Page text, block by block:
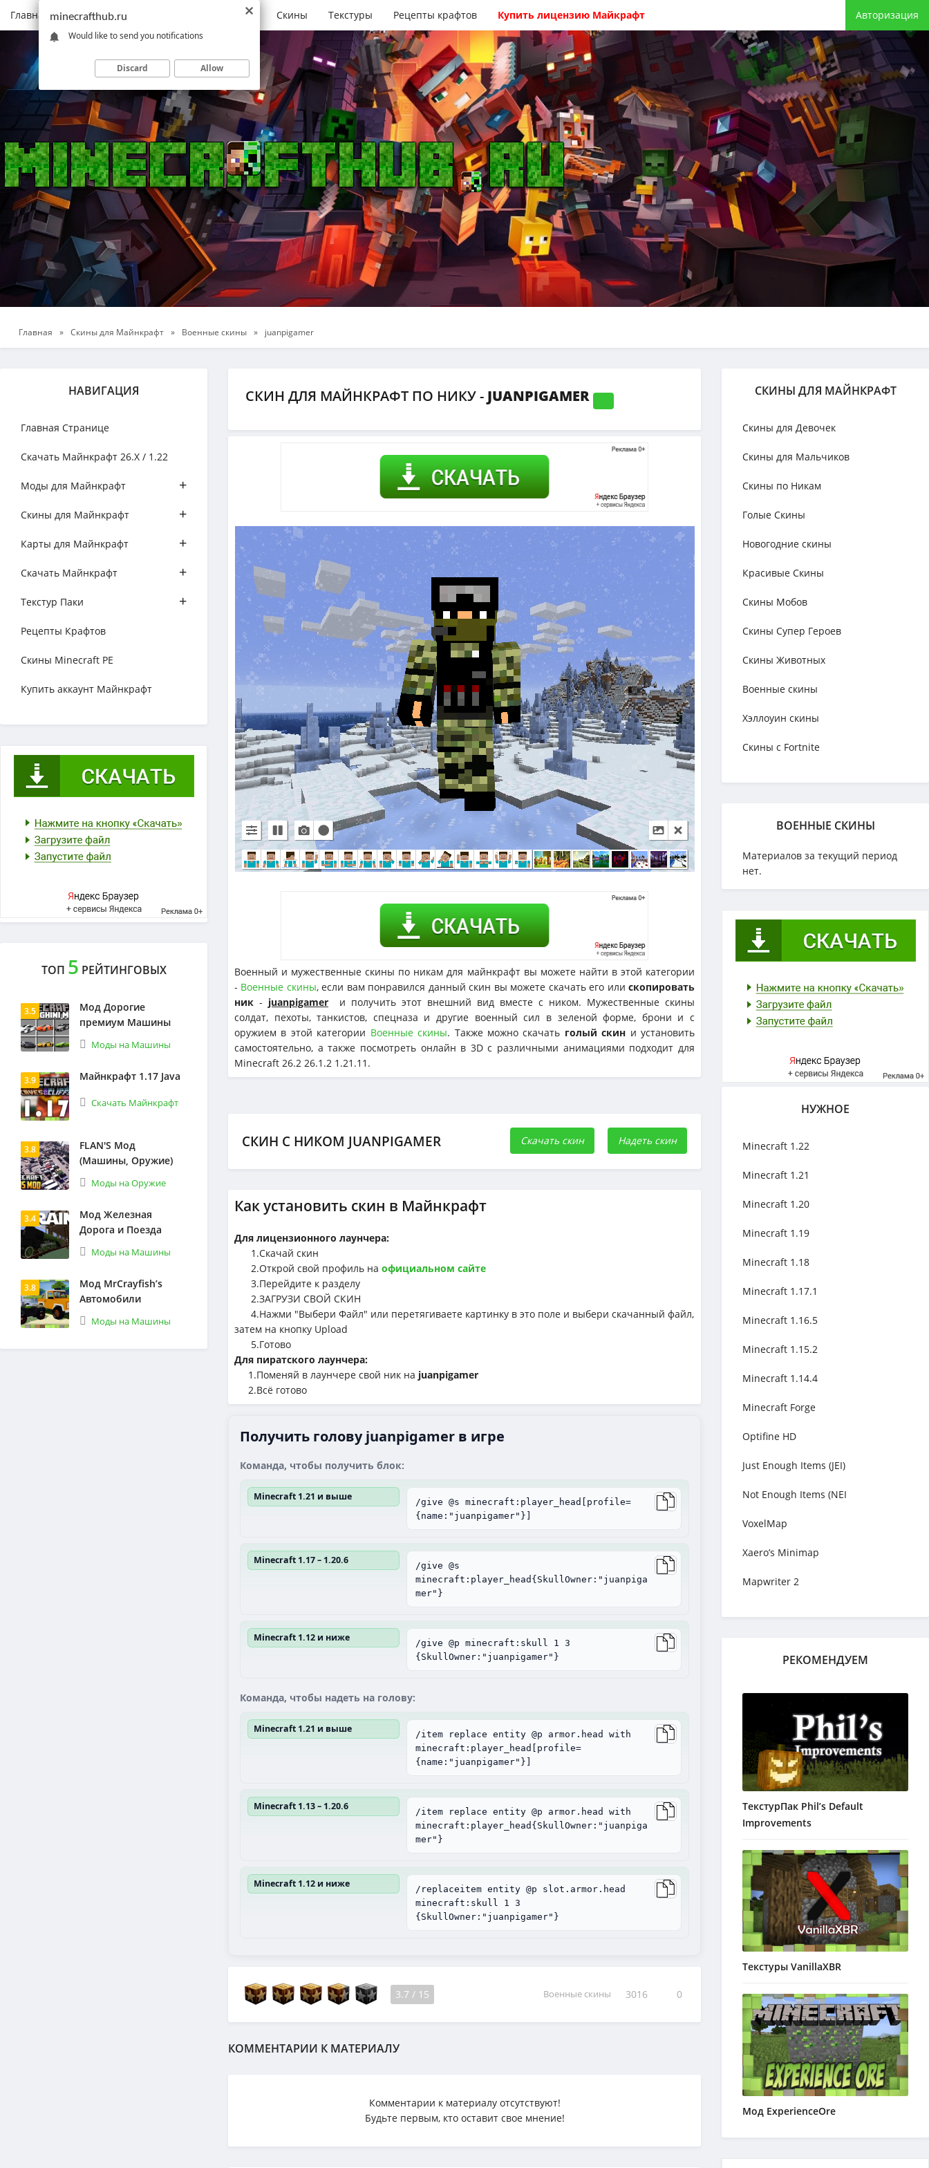
Главная Моды Скачать Minecraft Карты Скины Текстуры Рецепты крафтов Купить лицензию Майкрафт Авторизация
Главная » Скины для Майнкрафт » Военные скины » juanpigamer
НАВИГАЦИЯ
Главная Странице
Скачать Майнкрафт 26.Х / 1.22
Моды для Майнкрафт +
Скины для Майнкрафт +
Карты для Майнкрафт +
Скачать Майнкрафт +
Текстур Паки +
Рецепты Крафтов
Скины Minecraft PE
Купить аккаунт Майнкрафт
ТОП 5 РЕЙТИНГОВЫХ
3.5
Мод Дорогие
премиум Машины
Моды на Машины
3.9 Майнкрафт 1.17 Java
Скачать Майнкрафт
3.8
FLAN'S Мод
(Машины, Оружие)
Моды на Оружие
3.4
Мод Железная
Дорога и Поезда
Моды на Машины
3.8
Мод MrCrayfish’s
Автомобили
Моды на Машины
СКИН ДЛЯ МАЙНКРАФТ ПО НИКУ - JUANPIGAMER
Военный и мужественные скины по никам для майнкрафт вы можете найти в этой категории
- Военные скины, если вам понравился данный скин вы можете скачать его илископировать
ник - juanpigamer и получить этот внешний вид вместе с ником. Мужественные скины
солдат, пехоты, танкистов, спецназа и другие военный сил в зеленой форме, брони и с
оружием в этой категории Военные скины. Также можно скачать голый скин и установить
самостоятельно, а также посмотреть онлайн в 3D с различными анимациями подходит для
Minecraft 26.2 26.1.2 1.21.11.
СКИН С НИКОМ JUANPIGAMER Скачать скин Надеть скин
Как установить скин в Майнкрафт
Для лицензионного лаунчера:
1.Cкачай скин
2.Открой свой профиль на официальном сайте
3.Перейдите к разделу
2.ЗАГРУЗИ СВОЙ СКИН
4.Нажми "Выбери Файл" или перетягиваете картинку в это поле и выбери скачанный файл,
затем на кнопку Upload
5.Готово
Для пиратского лаунчера:
1.Поменяй в лаунчере свой ник на juanpigamer
2.Всё готово
Получить голову juanpigamer в игре
Команда, чтобы получить блок:
Minecraft 1.21 и выше
/give @s minecraft:player_head[profile=
{name:"juanpigamer"}]
Minecraft 1.17 – 1.20.6
/give @s
minecraft:player_head{SkullOwner:"juanpiga
mer"}
Minecraft 1.12 и ниже
/give @p minecraft:skull 1 3
{SkullOwner:"juanpigamer"}
Команда, чтобы надеть на голову:
Minecraft 1.21 и выше
/item replace entity @p armor.head with
minecraft:player_head[profile=
{name:"juanpigamer"}]
Minecraft 1.13 – 1.20.6
/item replace entity @p armor.head with
minecraft:player_head{SkullOwner:"juanpiga
mer"}
Minecraft 1.12 и ниже
/replaceitem entity @p slot.armor.head
minecraft:skull 1 3
{SkullOwner:"juanpigamer"}
3.7 / 15 Военные скины 3016 0
КОММЕНТАРИИ К МАТЕРИАЛУ
Комментарии к материалу отсутствуют!
Будьте первым, кто оставит свое мнение!
СКИНЫ ДЛЯ МАЙНКРАФТ
Скины для Девочек
Скины для Мальчиков
Скины по Никам
Голые Скины
Новогодние скины
Красивые Скины
Скины Мобов
Скины Супер Героев
Скины Животных
Военные скины
Хэллоуин скины
Скины с Fortnite
ВОЕННЫЕ СКИНЫ
Материалов за текущий период
нет.
НУЖНОЕ
Minecraft 1.22
Minecraft 1.21
Minecraft 1.20
Minecraft 1.19
Minecraft 1.18
Minecraft 1.17.1
Minecraft 1.16.5
Minecraft 1.15.2
Minecraft 1.14.4
Minecraft Forge
Optifine HD
Just Enough Items (JEI)
Not Enough Items (NEI
VoxelMap
Xaero’s Minimap
Mapwriter 2
РЕКОМЕНДУЕМ
ТекстурПак Phil’s Default
Improvements
Текстуры VanillaXBR
Мод ExperienceOre
minecrafthub.ru
Would like to send you notifications
Discard Allow